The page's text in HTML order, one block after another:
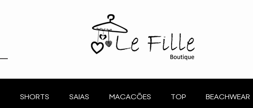
SHORTS SAIAS MACACÕES TOP BEACHWEAR